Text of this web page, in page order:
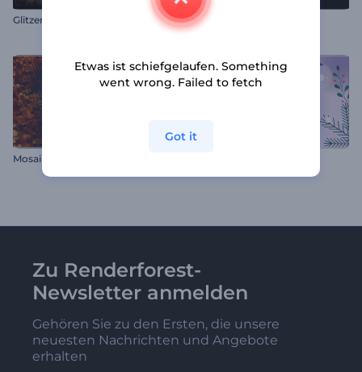
Glitzerstaub Logoanimation Kreatives YouTube-Intro
Mosaik-Blöcke-Intro
Zu Renderforest-
Newsletter anmelden
Gehören Sie zu den Ersten, die unsere
neuesten Nachrichten und Angebote
erhalten
Etwas ist schiefgelaufen. Something
went wrong. Failed to fetch
Got it